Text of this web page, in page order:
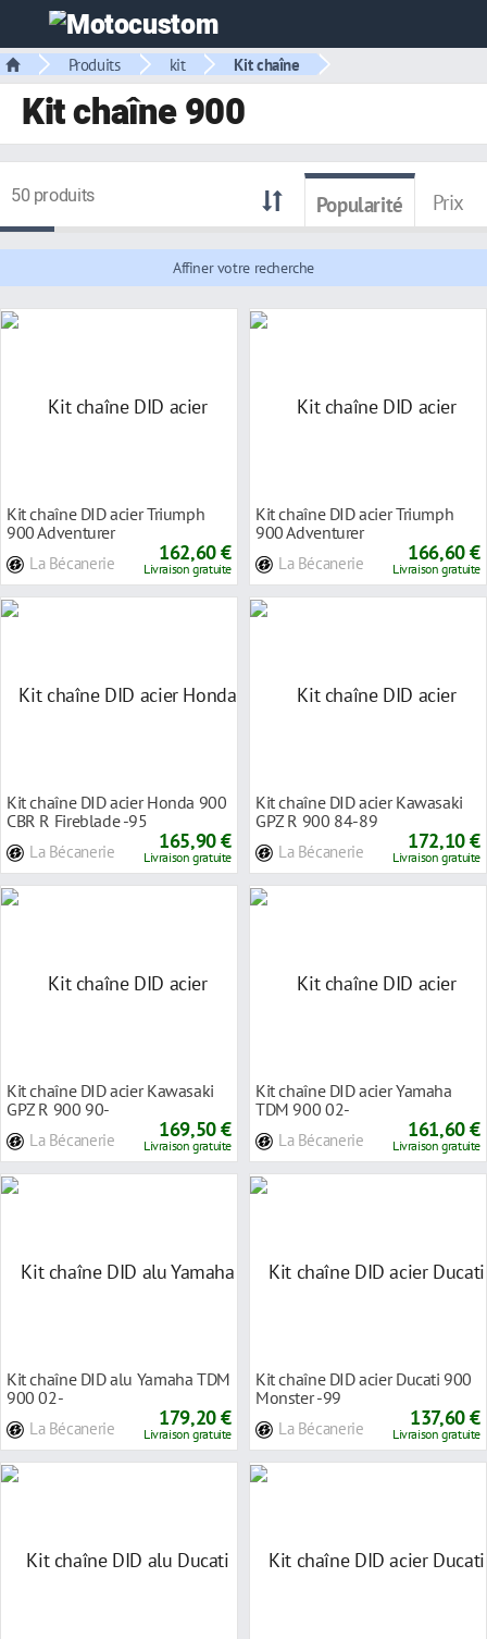
Produits kit Kit chaîne
Kit chaîne 900
50 produits Popularité Prix
Affiner votre recherche
Kit chaîne DID acier Triumph
900 Adventurer
La Bécanerie 162,60 €
Livraison gratuite
Kit chaîne DID acier Triumph
900 Adventurer
La Bécanerie 166,60 €
Livraison gratuite
Kit chaîne DID acier Honda 900
CBR R Fireblade -95
La Bécanerie 165,90 €
Livraison gratuite
Kit chaîne DID acier Kawasaki
GPZ R 900 84-89
La Bécanerie 172,10 €
Livraison gratuite
Kit chaîne DID acier Kawasaki
GPZ R 900 90-
La Bécanerie 169,50 €
Livraison gratuite
Kit chaîne DID acier Yamaha
TDM 900 02-
La Bécanerie 161,60 €
Livraison gratuite
Kit chaîne DID alu Yamaha TDM
900 02-
La Bécanerie 179,20 €
Livraison gratuite
Kit chaîne DID acier Ducati 900
Monster -99
La Bécanerie 137,60 €
Livraison gratuite